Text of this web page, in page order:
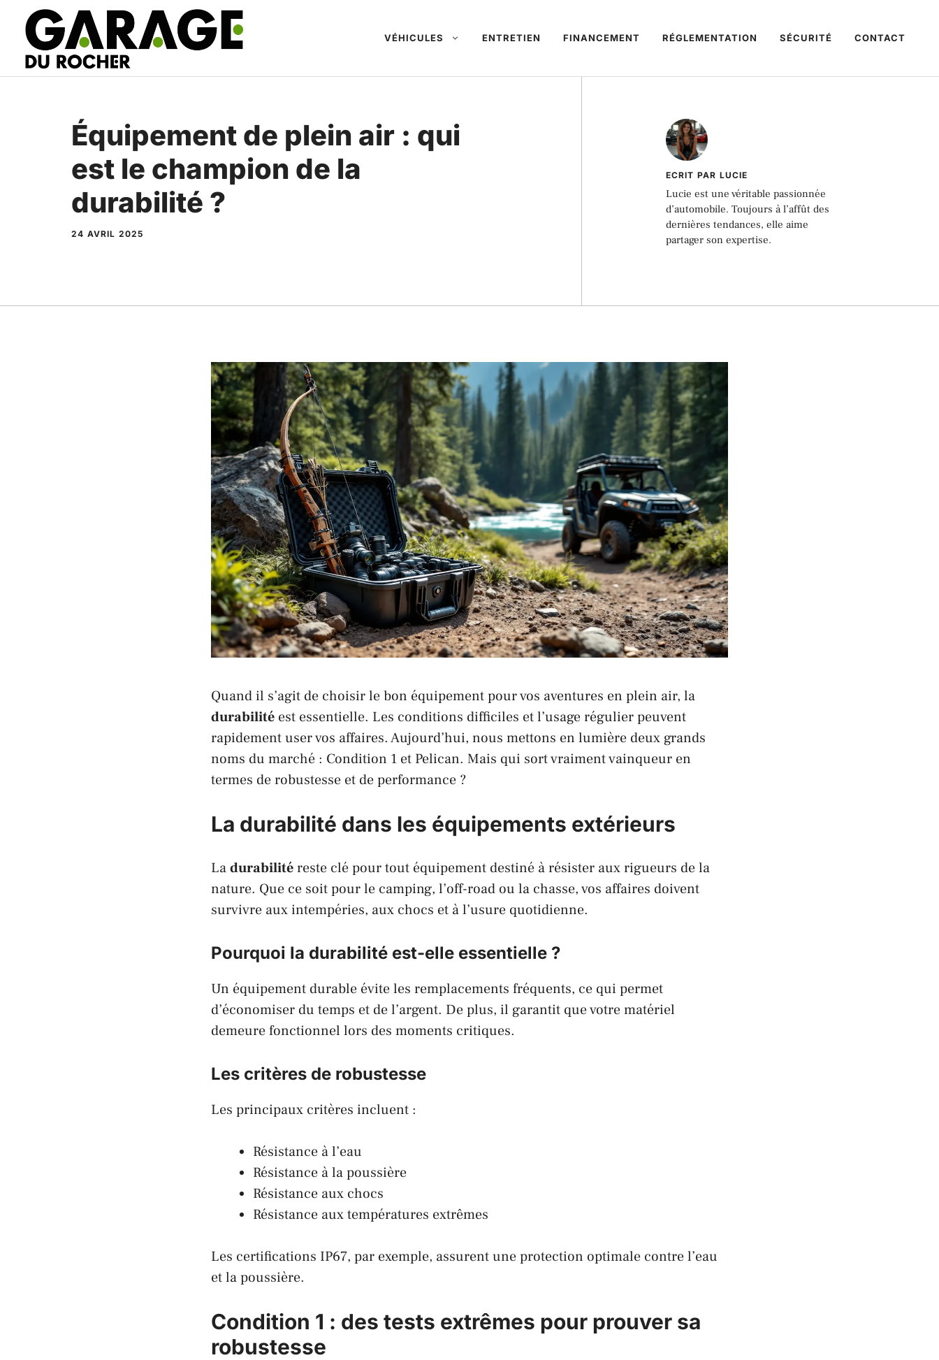
contenu
VÉHICULES ENTRETIEN FINANCEMENT RÉGLEMENTATION SÉCURITÉ CONTACT
Équipement de plein air : qui
est le champion de la
durabilité ?
24 AVRIL 2025
ECRIT PAR LUCIE
Lucie est une véritable passionnée
d’automobile. Toujours à l’affût des
dernières tendances, elle aime
partager son expertise.
Quand il s’agit de choisir le bon équipement pour vos aventures en plein air, la
durabilité est essentielle. Les conditions difficiles et l’usage régulier peuvent
rapidement user vos affaires. Aujourd’hui, nous mettons en lumière deux grands
noms du marché : Condition 1 et Pelican. Mais qui sort vraiment vainqueur en
termes de robustesse et de performance ?
La durabilité dans les équipements extérieurs
Ladurabilitéreste clé pour tout équipement destiné à résister aux rigueurs de la
nature. Que ce soit pour le camping, l’off-road ou la chasse, vos affaires doivent
survivre aux intempéries, aux chocs et à l’usure quotidienne.
Pourquoi la durabilité est-elle essentielle ?
Un équipement durable évite les remplacements fréquents, ce qui permet
d’économiser du temps et de l’argent. De plus, il garantit que votre matériel
demeure fonctionnel lors des moments critiques.
Les critères de robustesse
Les principaux critères incluent :
Résistance à l’eau
Résistance à la poussière
Résistance aux chocs
Résistance aux températures extrêmes
Les certifications IP67, par exemple, assurent une protection optimale contre l’eau
et la poussière.
Condition 1 : des tests extrêmes pour prouver sa
robustesse